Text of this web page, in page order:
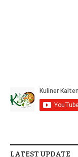
LATEST UPDATE